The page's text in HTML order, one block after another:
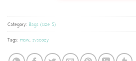
Category: Bags (size S)
Tags: msw svscozy